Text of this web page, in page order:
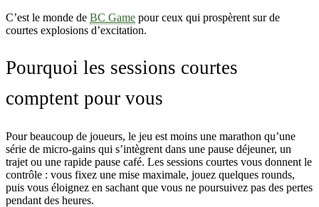
C’est le monde de BC Game pour ceux qui prospèrent sur de
courtes explosions d’excitation.
Pourquoi les sessions courtes
comptent pour vous
Pour beaucoup de joueurs, le jeu est moins une marathon qu’une
série de micro‑gains qui s’intègrent dans une pause déjeuner, un
trajet ou une rapide pause café. Les sessions courtes vous donnent le
contrôle : vous fixez une mise maximale, jouez quelques rounds,
puis vous éloignez en sachant que vous ne poursuivez pas des pertes
pendant des heures.